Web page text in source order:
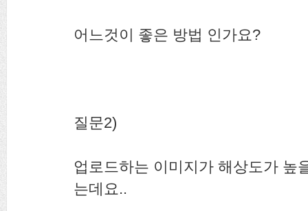
어느것이 좋은 방법 인가요?
질문2)
업로드하는 이미지가 해상도가 높
는데요..